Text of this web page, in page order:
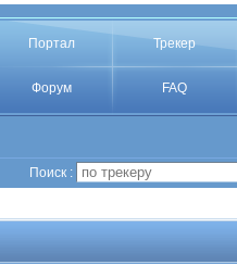
Портал Трекер
Форум FAQ
Поиск :